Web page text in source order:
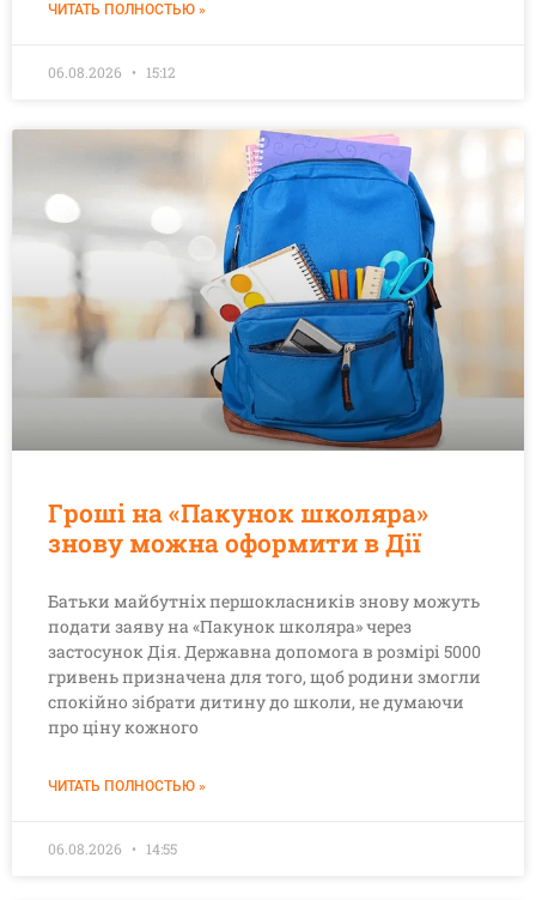
ЧИТАТЬ ПОЛНОСТЬЮ »
06.08.2026 15:12
Гроші на «Пакунок школяра»
знову можна оформити в Дії
Батьки майбутніх першокласників знову можуть
подати заяву на «Пакунок школяра» через
застосунок Дія. Державна допомога в розмірі 5000
гривень призначена для того, щоб родини змогли
спокійно зібрати дитину до школи, не думаючи
про ціну кожного
ЧИТАТЬ ПОЛНОСТЬЮ »
06.08.2026 14:55